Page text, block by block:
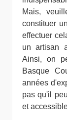
Mais,
constituer
effectuer
un artisan
Ainsi, on
Basque
années
pas qu'il
et